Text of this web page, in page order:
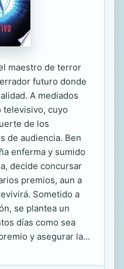
maestro de terror
futuro donde
A mediados
televisivo, cuyo
de los
de audiencia. Ben
enferma y sumido
decide concursar
premios, aun a
Sometido a
se plantea un
días como sea
y asegurar la...